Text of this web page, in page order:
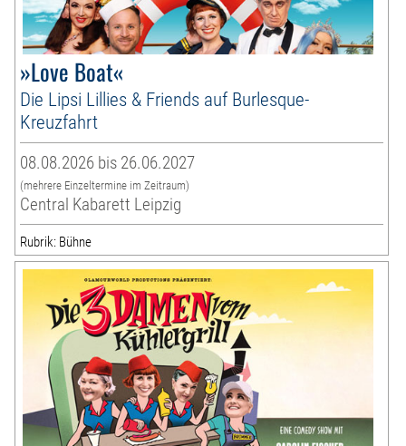
»Love Boat«
Die Lipsi Lillies & Friends auf Burlesque-
Kreuzfahrt
08.08.2026 bis 26.06.2027
(mehrere Einzeltermine im Zeitraum)
Central Kabarett Leipzig
Rubrik: Bühne